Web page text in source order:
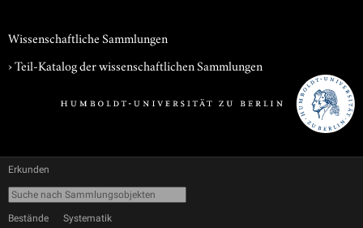
Wissenschaftliche Sammlungen
› Teil-Katalog der wissenschaftlichen Sammlungen
Erkunden
Bestände Systematik